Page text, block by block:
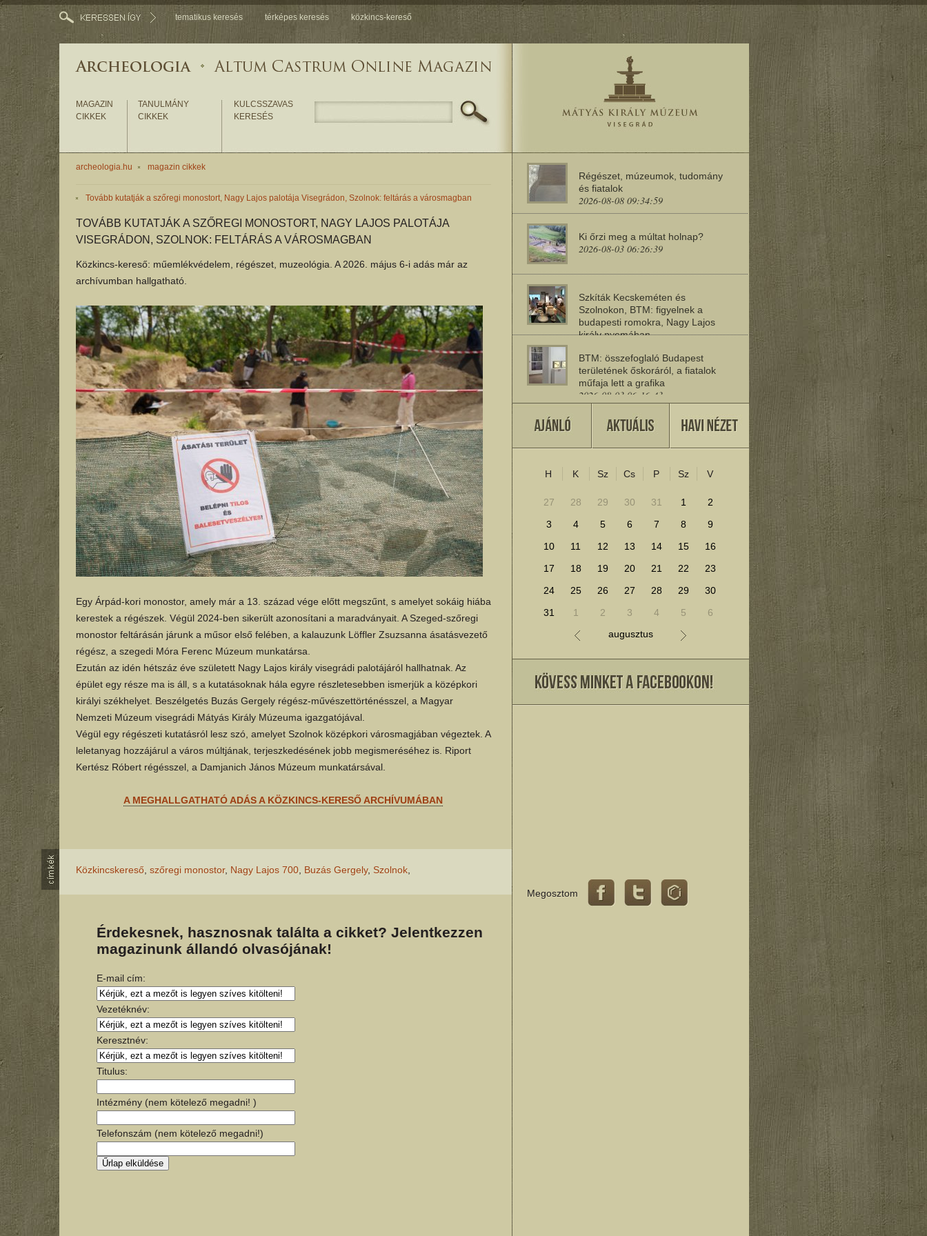
tematikus keresés térképes keresés közkincs-kereső
MAGAZIN
CIKKEK
TANULMÁNY
CIKKEK
KULCSSZAVAS
KERESÉS
archeologia.hu magazin cikkek
Tovább kutatják a szőregi monostort, Nagy Lajos palotája Visegrádon, Szolnok: feltárás a városmagban
TOVÁBB KUTATJÁK A SZŐREGI MONOSTORT, NAGY LAJOS PALOTÁJA
VISEGRÁDON, SZOLNOK: FELTÁRÁS A VÁROSMAGBAN
Közkincs-kereső: műemlékvédelem, régészet, muzeológia. A 2026. május 6-i adás már az
archívumban hallgatható.
Egy Árpád-kori monostor, amely már a 13. század vége előtt megszűnt, s amelyet sokáig hiába
kerestek a régészek. Végül 2024-ben sikerült azonosítani a maradványait. A Szeged-szőregi
monostor feltárásán járunk a műsor első felében, a kalauzunk Löffler Zsuzsanna ásatásvezető
régész, a szegedi Móra Ferenc Múzeum munkatársa.
Ezután az idén hétszáz éve született Nagy Lajos király visegrádi palotájáról hallhatnak. Az
épület egy része ma is áll, s a kutatásoknak hála egyre részletesebben ismerjük a középkori
királyi székhelyet. Beszélgetés Buzás Gergely régész-művészettörténésszel, a Magyar
Nemzeti Múzeum visegrádi Mátyás Király Múzeuma igazgatójával.
Végül egy régészeti kutatásról lesz szó, amelyet Szolnok középkori városmagjában végeztek. A
leletanyag hozzájárul a város múltjának, terjeszkedésének jobb megismeréséhez is. Riport
Kertész Róbert régésszel, a Damjanich János Múzeum munkatársával.
A MEGHALLGATHATÓ ADÁS A KÖZKINCS-KERESŐ ARCHÍVUMÁBAN
Közkincskereső, szőregi monostor, Nagy Lajos 700, Buzás Gergely, Szolnok,
Érdekesnek, hasznosnak találta a cikket? Jelentkezzen
magazinunk állandó olvasójának!
E-mail cím:
Vezetéknév:
Keresztnév:
Titulus:
Intézmény (nem kötelező megadni! )
Telefonszám (nem kötelező megadni!)
Régészet, múzeumok, tudomány
és fiatalok
2026-08-08 09:34:59
Ki őrzi meg a múltat holnap?
2026-08-03 06:26:39
Szkíták Kecskeméten és
Szolnokon, BTM: figyelnek a
budapesti romokra, Nagy Lajos
király nyomában
BTM: összefoglaló Budapest
területének őskoráról, a fiatalok
műfaja lett a grafika
2026-08-03 06:16:43
A múlt jövője
2026-07-27 22:37:30
További cikkek megjelenítéséhez kattints ide!
H K Sz Cs P Sz V
27 28 29 30 31 1
2
3
4 5 6 7 8
9
10
11 12 13 14 15
16
17
18 19 20 21 22
23
24
25 26 27 28 29
30
31
1 2 3 4 5
6
augusztus
Megosztom